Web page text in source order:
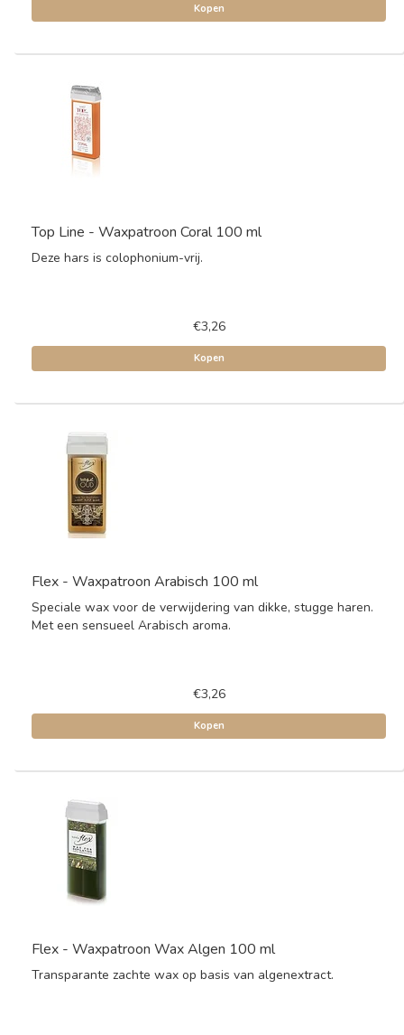
Kopen
Top Line - Waxpatroon Coral 100 ml
Deze hars is colophonium-vrij.
€3,26
Kopen
Flex - Waxpatroon Arabisch 100 ml
Speciale wax voor de verwijdering van dikke, stugge haren.
Met een sensueel Arabisch aroma.
€3,26
Kopen
Flex - Waxpatroon Wax Algen 100 ml
Transparante zachte wax op basis van algenextract.